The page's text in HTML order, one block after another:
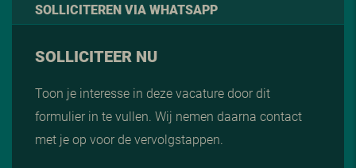
SOLLICITEREN VIA WHATSAPP
SOLLICITEER NU
Toon je interesse in deze vacature door dit
formulier in te vullen. Wij nemen daarna contact
met je op voor de vervolgstappen.